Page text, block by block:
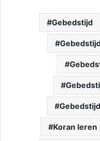
Gebedstijd
Koran leren